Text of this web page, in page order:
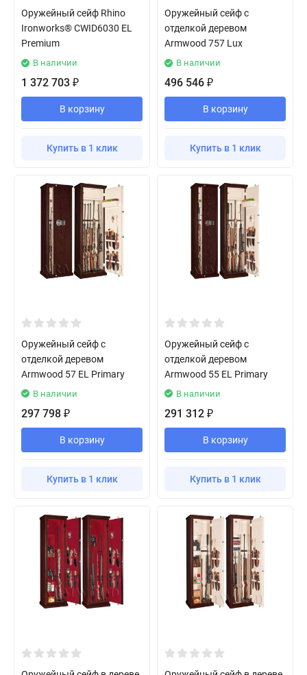
Оружейный сейф Rhino
Ironworks® CWID6030 EL
Premium
В наличии
1 372 703 ₽
В корзину
Купить в 1 клик
Оружейный сейф с
отделкой деревом
Armwood 757 Lux
В наличии
496 546 ₽
В корзину
Купить в 1 клик
Оружейный сейф с
отделкой деревом
Armwood 57 EL Primary
В наличии
297 798 ₽
В корзину
Купить в 1 клик
Оружейный сейф с
отделкой деревом
Armwood 55 EL Primary
В наличии
291 312 ₽
В корзину
Купить в 1 клик